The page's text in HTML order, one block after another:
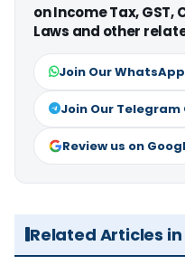
on Income Tax,
Laws and other
Join Our
Join Our Telegram
Review us on
Related Articles